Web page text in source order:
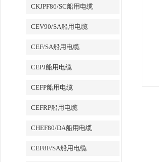
CKJPF86/SC船用电缆
CEV90/SA船用电缆
CEF/SA船用电缆
CEPJ船用电缆
CEFP船用电缆
CEFRP船用电缆
CHEF80/DA船用电缆
CEF8F/SA船用电缆